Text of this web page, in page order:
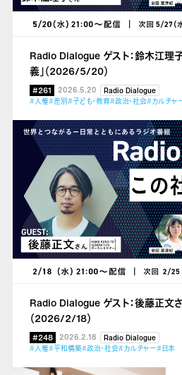
Radio Dialogue ゲスト：鈴木江理
義」（2026/5/20）
#261 2026.5.20
Radio Dialogue
#人権#差別#子ども・教育#政治・社会#カルチャ
Radio Dialogue ゲスト：後藤正文
（2026/2/18）
#248 2026.2.18
Radio Dialogue
#人権#平和構築#政治・社会#カルチャー#日本